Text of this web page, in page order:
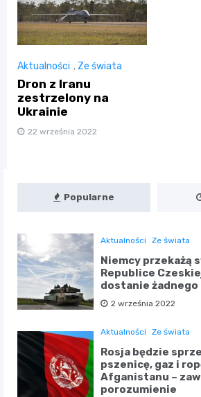
Aktualności , Ze świata
Dron z Iranu
zestrzelony na
Ukrainie
22 września 2022
Popularne
Aktualności Ze świata
Niemcy przekażą
Republice
dostanie żadnego
2 września 2022
Aktualności Ze świata
Rosja będzie
pszenicę, gaz i
Afganistanu –
porozumienie